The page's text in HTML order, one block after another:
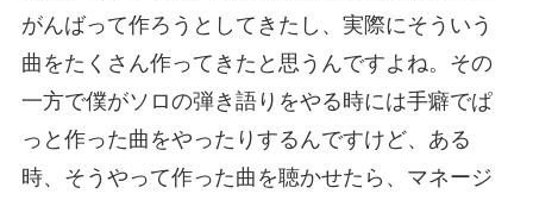
がんばって作ろうとしてきたし、実際にそういう
曲をたくさん作ってきたと思うんですよね。その
一方で僕がソロの弾き語りをやる時には手癖でぱ
っと作った曲をやったりするんですけど、ある
時、そうやって作った曲を聴かせたら、マネージ